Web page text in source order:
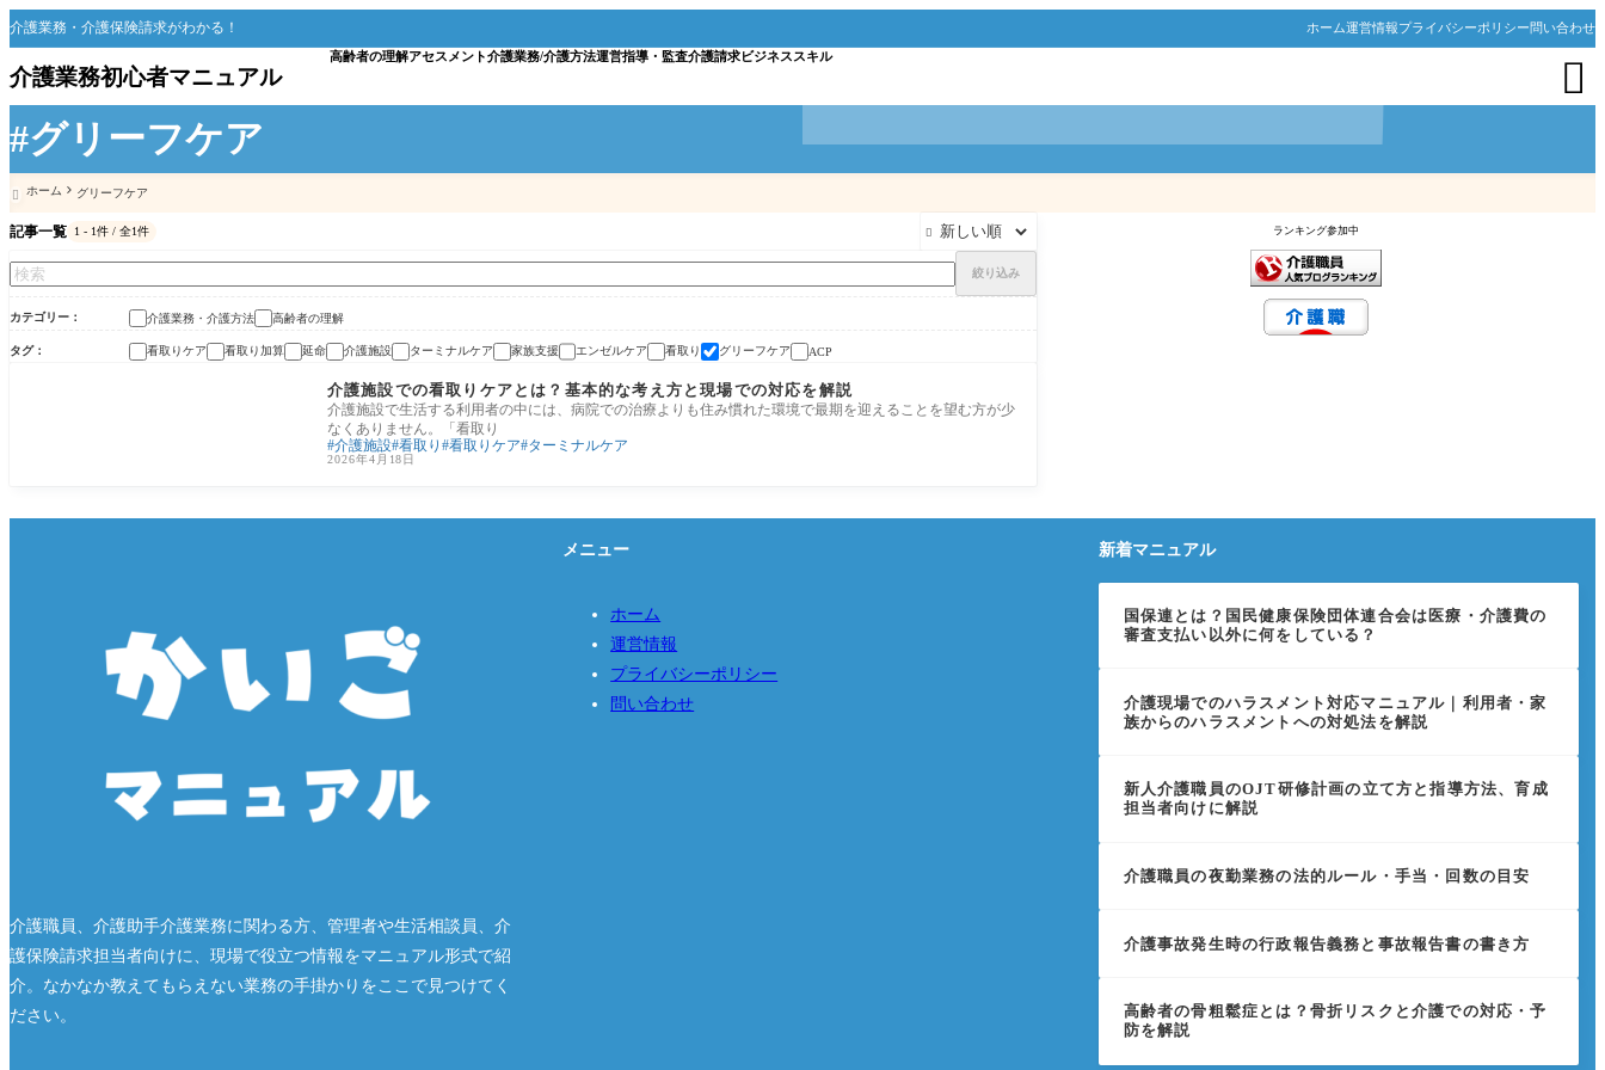
#グリーフケア
介護業務・介護保険請求がわかる！ ホーム運営情報プライバシーポリシー問い合わせ
介護業務初心者マニュアル
高齢者の理解アセスメント介護業務/介護方法運営指導・監査介護請求 ビジネススキル 
 ホーム グリーフケア
記事一覧 1 - 1件 / 全1件 
絞り込み
カテゴリー 介護業務・介護方法 高齢者の理解
タグ 看取りケア 看取り加算 延命 介護施設 ターミナルケア 家族支援 エンゼルケア 看取り グリーフケア ACP
介護業務・介護方法
介護施設での看取りケアとは？基本的な考え方と現場での対応を解説
介護施設で生活する利用者の中には、病院での治療よりも住み慣れた環境で最期を迎えることを望む方が少
なくありません。「看取り
介護施設 看取り 看取りケア ターミナルケア
2026年4月18日
ランキング参加中
介護職員、介護助手介護業務に関わる方、管理者や生活相談員、介
護保険請求担当者向けに、現場で役立つ情報をマニュアル形式で紹
介。なかなか教えてもらえない業務の手掛かりをここで見つけてく
ださい。
メニュー
ホーム
運営情報
プライバシーポリシー
問い合わせ
新着マニュアル
国保連とは？国民健康保険団体連合会は医療・介護費の
審査支払い以外に何をしている？
介護現場でのハラスメント対応マニュアル｜利用者・家
族からのハラスメントへの対処法を解説
新人介護職員のOJT研修計画の立て方と指導方法、育成
担当者向けに解説
介護職員の夜勤業務の法的ルール・手当・回数の目安
介護事故発生時の行政報告義務と事故報告書の書き方
高齢者の骨粗鬆症とは？骨折リスクと介護での対応・予
防を解説